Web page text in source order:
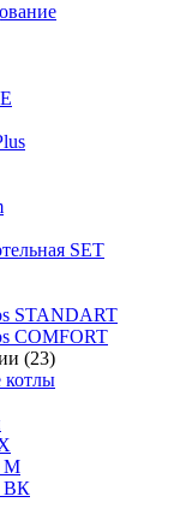
SET
STANDART
COMFORT
(23)
котлы
М
ВК